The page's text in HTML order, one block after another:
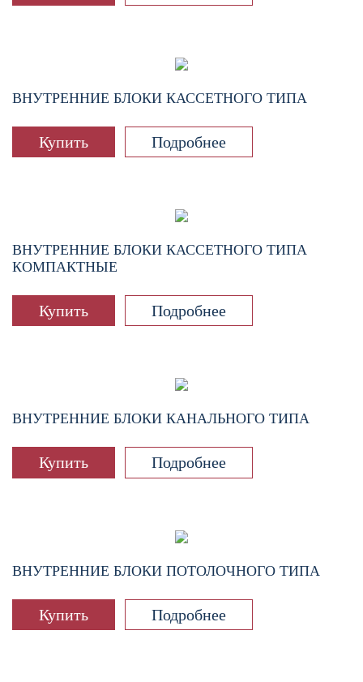
ВНУТРЕННИЕ БЛОКИ КАССЕТНОГО ТИПА
Купить Подробнее
ВНУТРЕННИЕ БЛОКИ КАССЕТНОГО ТИПА
КОМПАКТНЫЕ
Купить Подробнее
ВНУТРЕННИЕ БЛОКИ КАНАЛЬНОГО ТИПА
Купить Подробнее
ВНУТРЕННИЕ БЛОКИ ПОТОЛОЧНОГО ТИПА
Купить Подробнее